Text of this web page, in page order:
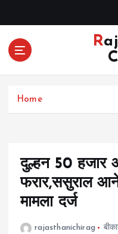
o
Rajasthani
Home
दुल्हन 50
फरार,ससुराल
मामला दर्ज
rajasthanichirag